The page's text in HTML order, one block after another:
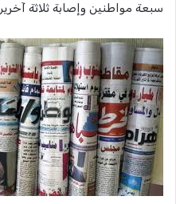
سبعة مواطنين وإصابة ثلاثة